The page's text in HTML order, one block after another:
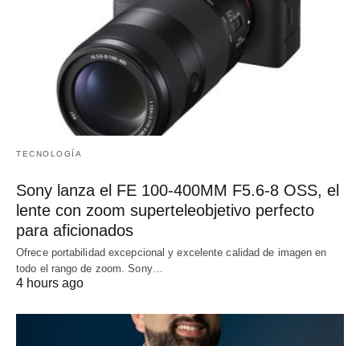
TECNOLOGÍA
Sony lanza el FE 100-400MM F5.6-8 OSS, el
lente con zoom superteleobjetivo perfecto
para aficionados
Ofrece portabilidad excepcional y excelente calidad de imagen en
todo el rango de zoom. Sony…
4 hours ago